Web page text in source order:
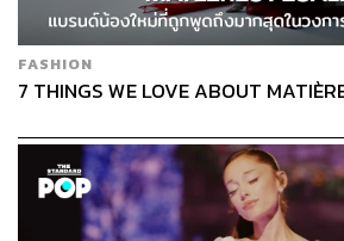
FASHION
7 THINGS WE LOVE ABOUT